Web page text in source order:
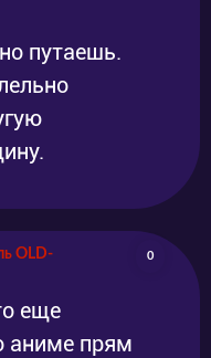
путаешь.
OLD-
0
еще
аниме прям